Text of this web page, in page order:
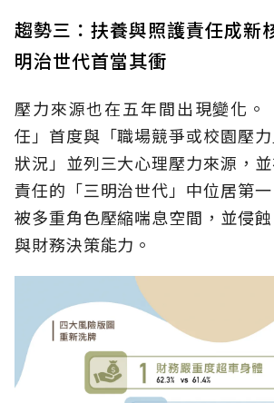
趨勢三：扶養與照護責任成新
明治世代首當其衝
壓力來源也在五年間出現變化。
任」首度與「職場競爭或校園壓
狀況」並列三大心理壓力來源，
責任的「三明治世代」中位居第
被多重角色壓縮喘息空間，並侵
與財務決策能力。